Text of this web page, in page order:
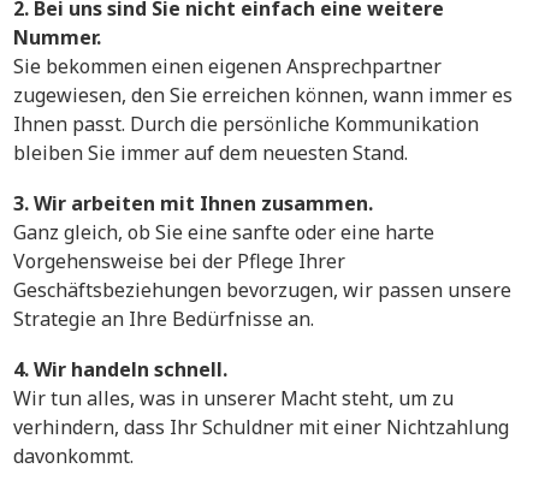
2. Bei uns sind Sie nicht einfach eine weitere
Nummer.
Sie bekommen einen eigenen Ansprechpartner
zugewiesen, den Sie erreichen können, wann immer es
Ihnen passt. Durch die persönliche Kommunikation
bleiben Sie immer auf dem neuesten Stand.
3. Wir arbeiten mit Ihnen zusammen.
Ganz gleich, ob Sie eine sanfte oder eine harte
Vorgehensweise bei der Pflege Ihrer
Geschäftsbeziehungen bevorzugen, wir passen unsere
Strategie an Ihre Bedürfnisse an.
4. Wir handeln schnell.
Wir tun alles, was in unserer Macht steht, um zu
verhindern, dass Ihr Schuldner mit einer Nichtzahlung
davonkommt.